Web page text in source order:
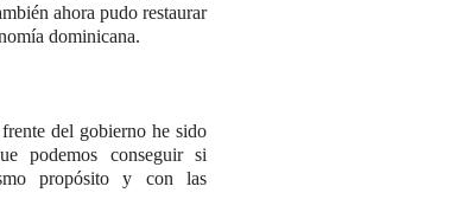
ahora pudo restaurar
dominicana.
del gobierno he sido
podemos conseguir si
propósito y con las